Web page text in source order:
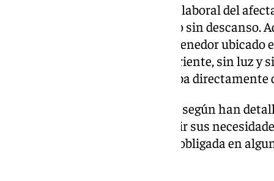
Según comprobaron, la jornada laboral del
las 21 horas, de lunes a domingo sin descanso.
a modo de alojamiento, un contenedor ubicado
metros cuadrados, sin agua corriente, sin luz y
euros mensuales que descontaba
El acusado daba a su empleado, según han
agua en días alternos para cubrir sus
obligada a racionarla, viéndose obligada en